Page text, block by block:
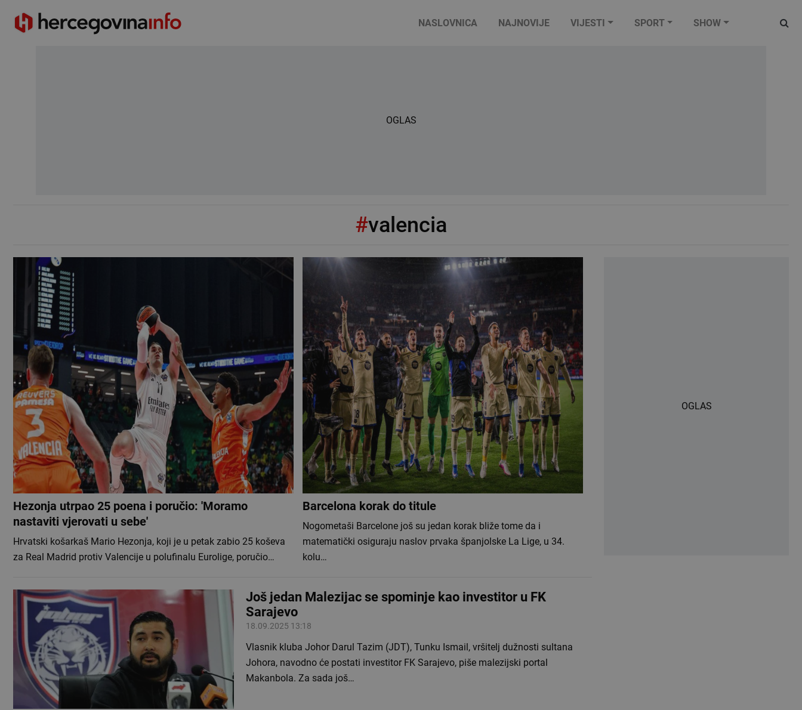
NASLOVNICA NAJNOVIJE VIJESTI SPORT SHOW
OGLAS
#valencia
Hezonja utrpao 25 poena i poručio: 'Moramo
nastaviti vjerovati u sebe'
Hrvatski košarkaš Mario Hezonja, koji je u petak zabio 25 koševa
za Real Madrid protiv Valencije u polufinalu Eurolige, poručio…
Barcelona korak do titule
Nogometaši Barcelone još su jedan korak bliže tome da i
matematički osiguraju naslov prvaka španjolske La Lige, u 34.
kolu…
Još jedan Malezijac se spominje kao investitor u FK
Sarajevo
18.09.2025 13:18
Vlasnik kluba Johor Darul Tazim (JDT), Tunku Ismail, vršitelj dužnosti sultana
Johora, navodno će postati investitor FK Sarajevo, piše malezijski portal
Makanbola. Za sada još…
OGLAS